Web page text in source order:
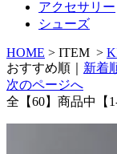
アクセサリー
シューズ
HOME > ITEM >
おすすめ順
新着
次のページへ
全【60】商品中【